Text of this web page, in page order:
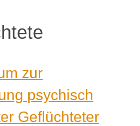
zur
psychisch
Geflüchteter